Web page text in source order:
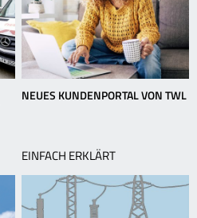
NEUES KUNDENPORTAL VON TWL
EINFACH ERKLÄRT